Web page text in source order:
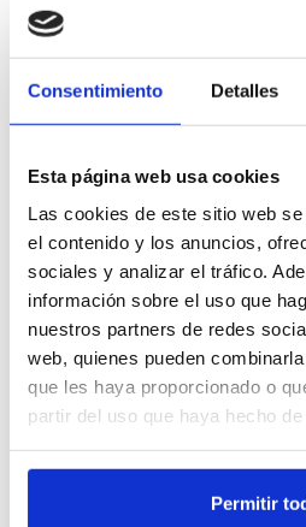
Consentimiento Detalles
Esta página web usa cookies
Las cookies de este sitio web
el contenido y los anuncios,
sociales y analizar el tráfico.
información sobre el uso que
nuestros partners de redes
web, quienes pueden
que les haya proporcionado o
partir del uso que haya hecho
Permitir
Sirope Crujiente
d'Or
Non in
Vedi